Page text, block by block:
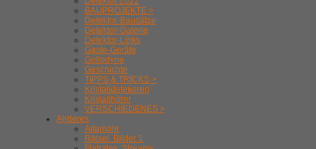
BAUPROJEKTE >
Detektor-Bausätze
Detektor-Galerie
Detektor-Links
Gäste-Geräte
Gollodyne
Geschichte
TIPPS & TRICKS >
Kristalldetekoren
Kristallhörer
VERSCHIEDENES >
Anderes
Altamont
Rätsel. Bilder 1